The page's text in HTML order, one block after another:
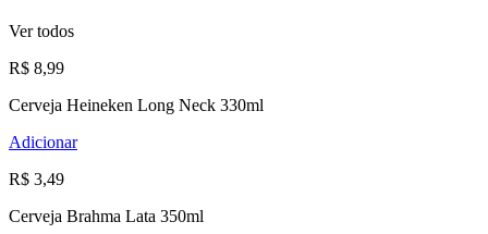
Ver todos
R$ 8,99
Cerveja Heineken Long Neck 330ml
Adicionar
R$ 3,49
Cerveja Brahma Lata 350ml